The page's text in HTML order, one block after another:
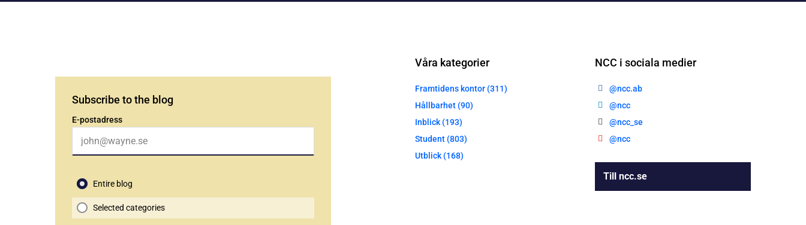
Subscribe to the blog
E-postadress
Entire blog
Selected categories
Våra kategorier
Framtidens kontor (311)
Hållbarhet (90)
Inblick (193)
Student (803)
Utblick (168)
NCC i sociala medier
@ncc.ab
@ncc
@ncc_se
@ncc
Till ncc.se